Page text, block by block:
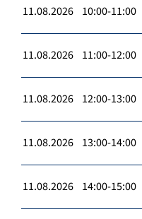
11.08.2026 10:00-11:00
11.08.2026 11:00-12:00
11.08.2026 12:00-13:00
11.08.2026 13:00-14:00
11.08.2026 14:00-15:00